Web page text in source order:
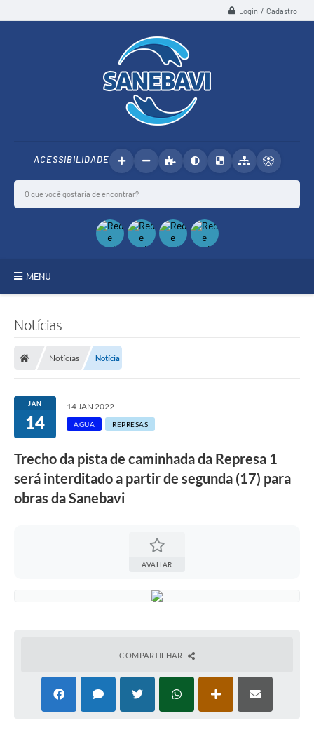
Login / Cadastro
ACESSIBILIDADE
MENU
ÁGUA
COMPRAS E LICITAÇÕES
CONTATOS
Legislação
Notícias
Notícias Notícia
JAN
14
14 JAN 2022
ÁGUA REPRESAS
Trecho da pista de caminhada da Represa 1
será interditado a partir de segunda (17) para
obras da Sanebavi
AVALIAR
COMPARTILHAR